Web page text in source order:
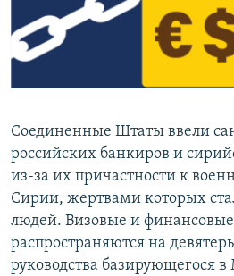
Соединенные Штаты ввели
российских банкиров и
из-за их причастности к
Сирии, жертвами которых
людей. Визовые и
распространяются на
руководства базирующегося